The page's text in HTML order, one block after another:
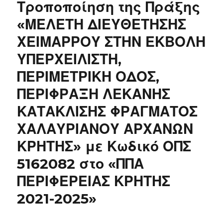
Τροποποίηση της Πράξης
«ΜΕΛΕΤΗ ΔΙΕΥΘΕΤΗΣΗΣ
ΧΕΙΜΑΡΡΟΥ ΣΤΗΝ ΕΚΒΟΛΗ
ΥΠΕΡΧΕΙΛΙΣΤΗ,
ΠΕΡΙΜΕΤΡΙΚΗ ΟΔΟΣ,
ΠΕΡΙΦΡΑΞΗ ΛΕΚΑΝΗΣ
ΚΑΤΑΚΛΙΣΗΣ ΦΡΑΓΜΑΤΟΣ
ΧΑΛΑΥΡΙΑΝΟΥ ΑΡΧΑΝΩΝ
ΚΡΗΤΗΣ» με Κωδικό ΟΠΣ
5162082 στο «ΠΠΑ
ΠΕΡΙΦΕΡΕΙΑΣ ΚΡΗΤΗΣ
2021-2025»